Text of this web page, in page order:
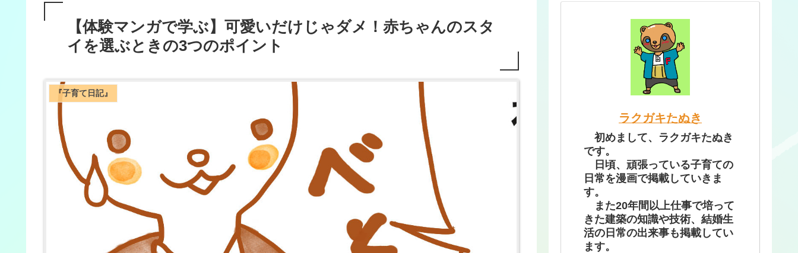
【体験マンガで学ぶ】可愛いだけじゃダメ！赤ちゃんのスタ
イを選ぶときの3つのポイント
『子育て日記』
ラクガキたぬき
初めまして、ラクガキたぬき
です。
日頃、頑張っている子育ての
日常を漫画で掲載していきま
す。
また20年間以上仕事で培って
きた建築の知識や技術、結婚生
活の日常の出来事も掲載してい
ます。